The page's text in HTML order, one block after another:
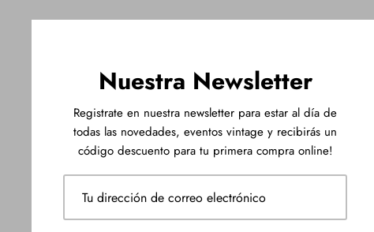
Nuestra Newsletter
Registrate en nuestra newsletter para estar al día de
todas las novedades, eventos vintage y recibirás un
código descuento para tu primera compra online!